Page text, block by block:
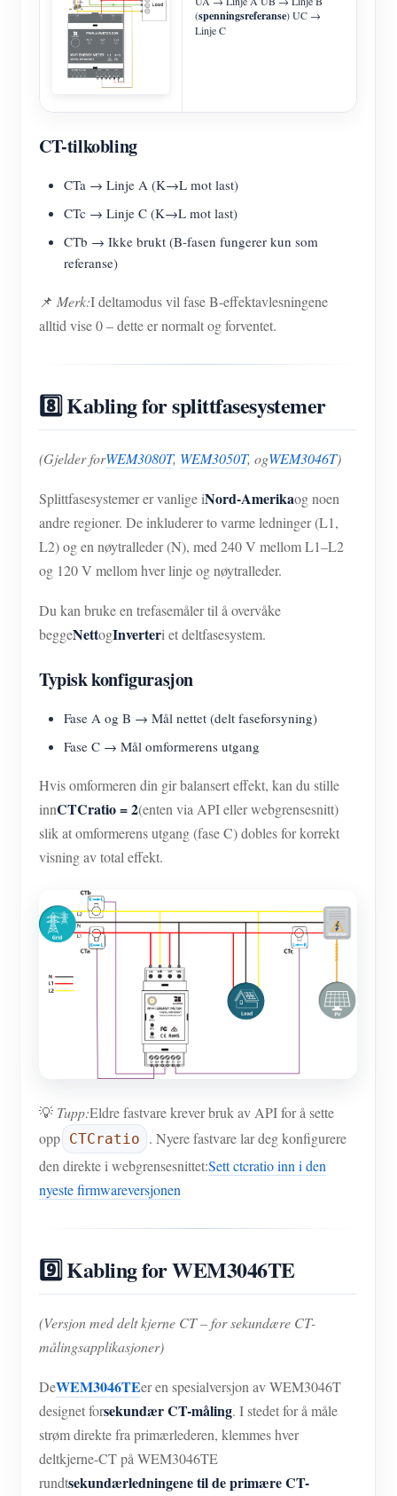
(spenningsreferanse) UC →
Linje C
CT-tilkobling
CTa → Linje A (K→L mot last)
CTc → Linje C (K→L mot last)
CTb → Ikke brukt (B-fasen fungerer kun som
referanse)
📌 Merk:I deltamodus vil fase B-effektavlesningene
alltid vise 0 – dette er normalt og forventet.
8️⃣ Kabling for splittfasesystemer
(Gjelder forWEM3080T, WEM3050T, ogWEM3046T)
Splittfasesystemer er vanlige iNord-Amerikaog noen
andre regioner. De inkluderer to varme ledninger (L1,
L2) og en nøytralleder (N), med 240 V mellom L1–L2
og 120 V mellom hver linje og nøytralleder.
Du kan bruke en trefasemåler til å overvåke
beggeNettogInverteri et deltfasesystem.
Typisk konfigurasjon
Fase A og B → Mål nettet (delt faseforsyning)
Fase C → Mål omformerens utgang
Hvis omformeren din gir balansert effekt, kan du stille
innCTCratio = 2(enten via API eller webgrensesnitt)
slik at omformerens utgang (fase C) dobles for korrekt
visning av total effekt.
💡 Tupp:Eldre fastvare krever bruk av API for å sette
opp CTCratio
. Nyere fastvare lar deg konfigurere
den direkte i webgrensesnittet:Sett ctcratio inn i den
nyeste firmwareversjonen
9️⃣ Kabling for WEM3046TE
(Versjon med delt kjerne CT – for sekundære CT-
målingsapplikasjoner)
DeWEM3046TEer en spesialversjon av WEM3046T
designet forsekundær CT-måling. I stedet for å måle
strøm direkte fra primærlederen, klemmes hver
deltkjerne-CT på WEM3046TE
rundtsekundærledningene til de primære CT-